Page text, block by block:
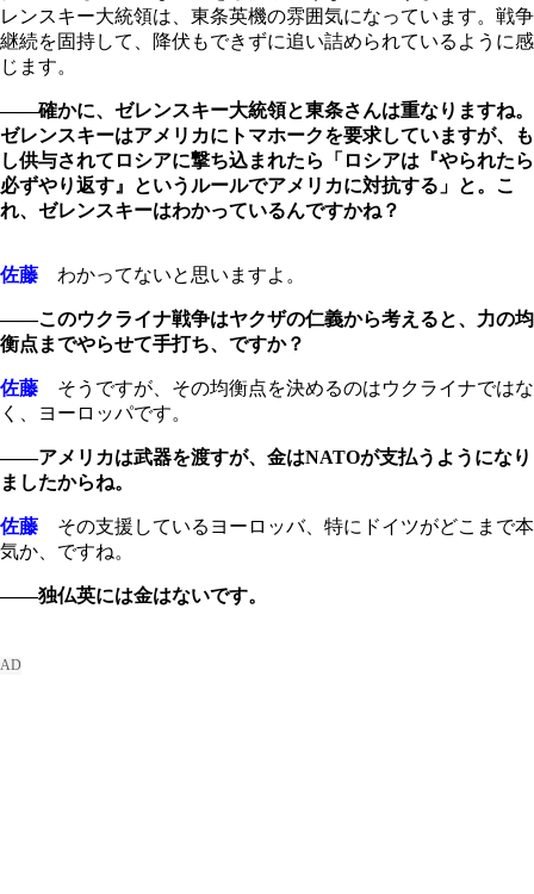
レンスキー大統領は、東条英機の雰囲気になっています。戦争
継続を固持して、降伏もできずに追い詰められているように感
じます。
――確かに、ゼレンスキー大統領と東条さんは重なりますね。
ゼレンスキーはアメリカにトマホークを要求していますが、も
し供与されてロシアに撃ち込まれたら「ロシアは『やられたら
必ずやり返す』というルールでアメリカに対抗する」と。こ
れ、ゼレンスキーはわかっているんですかね？
佐藤 わかってないと思いますよ。
――このウクライナ戦争はヤクザの仁義から考えると、力の均
衡点までやらせて手打ち、ですか？
佐藤 そうですが、その均衡点を決めるのはウクライナではな
く、ヨーロッパです。
――アメリカは武器を渡すが、金はNATOが支払うようになり
ましたからね。
佐藤 その支援しているヨーロッバ、特にドイツがどこまで本
気か、ですね。
――独仏英には金はないです。